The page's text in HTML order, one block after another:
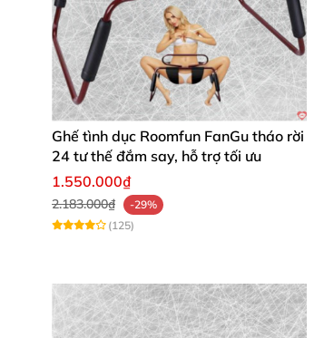
Ghế tình dục Roomfun FanGu tháo rời
24 tư thế đắm say, hỗ trợ tối ưu
1.550.000₫
2.183.000₫
-29%
(125)